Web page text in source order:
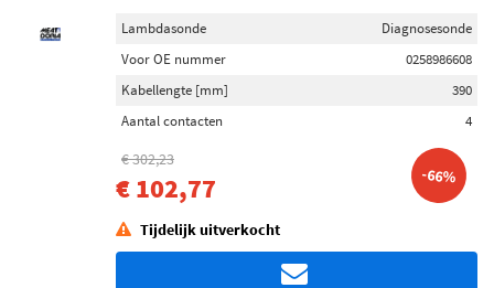
Lambdasonde
Diagnosesonde
Voor OE nummer
0258986608
Kabellengte [mm]
390
Aantal contacten
4
€ 302,23
€ 102,77 -66%
Tijdelijk uitverkocht